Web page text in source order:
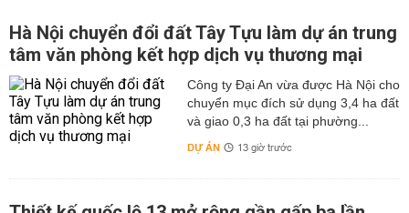
Hà Nội chuyển đổi đất Tây Tựu làm dự án trung
tâm văn phòng kết hợp dịch vụ thương mại
Công ty Đại An vừa được Hà Nội cho
chuyển mục đích sử dụng 3,4 ha đất
và giao 0,3 ha đất tại phường...
DỰ ÁN 13 giờ trước